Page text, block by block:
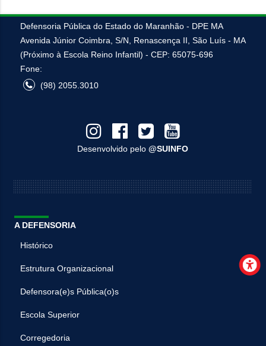
Defensoria Pública do Estado do Maranhão - DPE MA
Avenida Júnior Coimbra, S/N, Renascença II, São Luís - MA
(Próximo à Escola Reino Infantil) - CEP: 65075-696
Fone:
(98) 2055.3010
Desenvolvido pelo@SUINFO
A DEFENSORIA
Histórico
Estrutura Organizacional
Defensora(e)s Pública(o)s
Escola Superior
Corregedoria